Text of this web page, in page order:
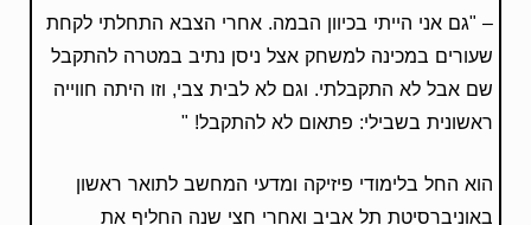
– "גם אני הייתי בכיוון הבמה. אחרי הצבא התחלתי לקחת
שעורים במכינה למשחק אצל ניסן נתיב במטרה להתקבל
שם אבל לא התקבלתי. וגם לא לבית צבי, וזו היתה חווייה
ראשונית בשבילי: פתאום לא להתקבל! "
הוא החל בלימודי פיזיקה ומדעי המחשב לתואר ראשון
באוניברסיטת תל אביב ואחרי חצי שנה החליף את